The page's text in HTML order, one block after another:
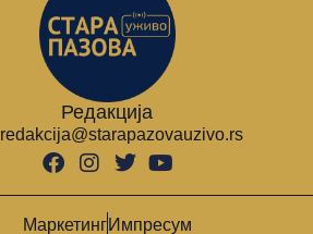
Редакција
redakcija@starapazovauzivo.rs
Маркетинг Импресум